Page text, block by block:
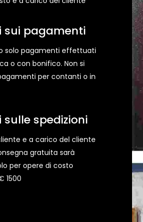
sui pagamenti
solo pagamenti effettuati
o con bonifico. Non si
per contanti o in
sulle spedizioni
e a carico del cliente
gratuita sarà
per opere di costo
1500